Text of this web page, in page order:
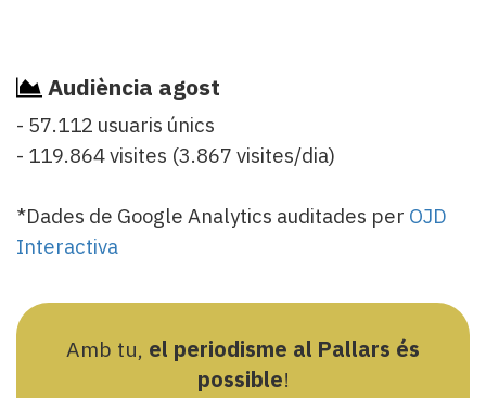
Audiència agost
- 57.112 usuaris únics
- 119.864 visites (3.867 visites/dia)
*Dades de Google Analytics auditades per OJD
Interactiva
Amb tu, el periodisme al Pallars és
possible!